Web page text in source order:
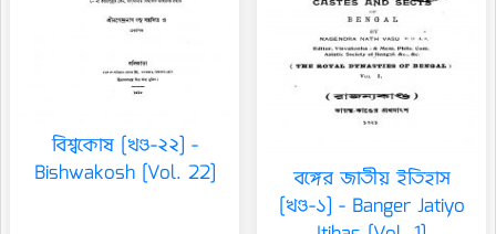
বিশ্বকোষ [খণ্ড-২২] -
Bishwakosh [Vol. 22]
বঙ্গের জাতীয় ইতিহাস
[খণ্ড-১] - Banger Jatiyo